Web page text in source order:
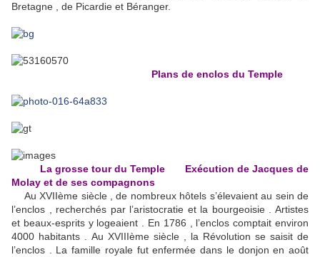
Bretagne , de Picardie et Béranger.
Plans de enclos du Temple
La grosse tour du Temple Exécution de Jacques de
Molay et de ses compagnons
Au XVIIème siècle , de nombreux hôtels s’élevaient au sein de
l’enclos , recherchés par l’aristocratie et la bourgeoisie . Artistes
et beaux-esprits y logeaient . En 1786 , l’enclos comptait environ
4000 habitants . Au XVIIIème siècle , la Révolution se saisit de
l’enclos . La famille royale fut enfermée dans le donjon en août